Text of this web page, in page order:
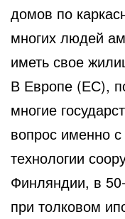
домов по
многих людей
иметь свое
В Европе (ЕС),
многие
вопрос именно
технологии
Финляндии, в
при толковом